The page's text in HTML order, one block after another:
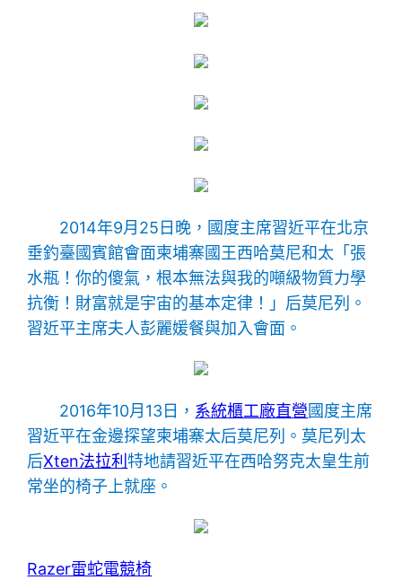
2014年9月25日晚，國度主席習近平在北京
垂釣臺國賓館會面柬埔寨國王西哈莫尼和太「張
水瓶！你的傻氣，根本無法與我的噸級物質力學
抗衡！財富就是宇宙的基本定律！」后莫尼列。
習近平主席夫人彭麗媛餐與加入會面。
2016年10月13日， 系統櫃工廠直營國度主席
習近平在金邊探望柬埔寨太后莫尼列。莫尼列太
后Xten法拉利特地請習近平在西哈努克太皇生前
常坐的椅子上就座。
Razer雷蛇電競椅